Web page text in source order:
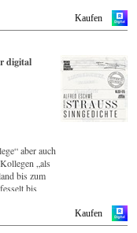
Kaufen
digital
aber auch
„als
bis zum
bis
in
Kaufen